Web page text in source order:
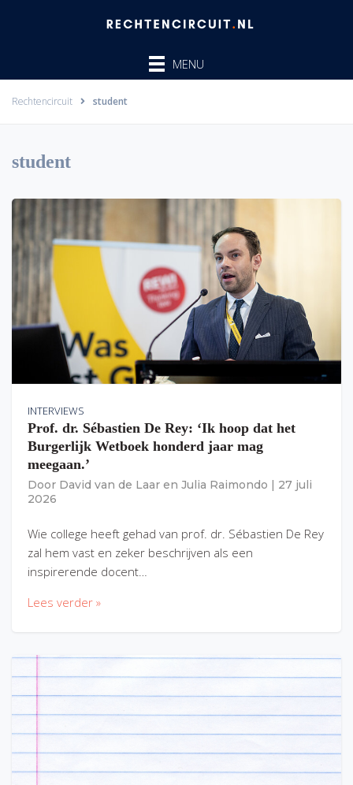
MENU
Rechtencircuit student
student
INTERVIEWS
Prof. dr. Sébastien De Rey: ‘Ik hoop dat het
Burgerlijk Wetboek honderd jaar mag
meegaan.’
Door David van de Laar en Julia Raimondo
27 juli
2026
Wie college heeft gehad van prof. dr. Sébastien De Rey
zal hem vast en zeker beschrijven als een
inspirerende docent…
Lees verder »